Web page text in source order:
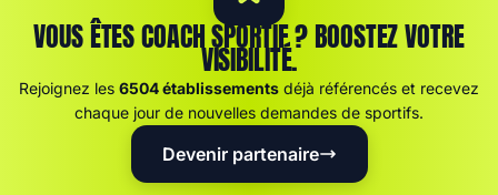
VOUS ÊTES COACH SPORTIF ? BOOSTEZ VOTRE
VISIBILITÉ.
Rejoignez les 6504 établissements déjà référencés et recevez
chaque jour de nouvelles demandes de sportifs.
Devenir partenaire